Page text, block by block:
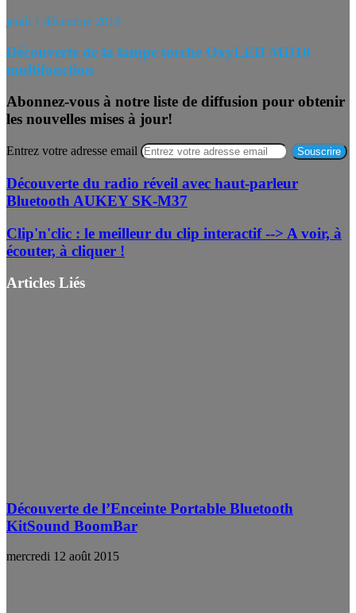
jeudi 1 décembre 2016
Découverte de la lampe torche OxyLED MD10
multifonction
Abonnez-vous à notre liste de diffusion pour obtenir
les nouvelles mises à jour!
Entrez votre adresse email
Découverte du radio réveil avec haut-parleur
Bluetooth AUKEY SK-M37
Clip'n'clic : le meilleur du clip interactif --> A voir, à
écouter, à cliquer !
Articles Liés
Découverte de l’Enceinte Portable Bluetooth
KitSound BoomBar
mercredi 12 août 2015